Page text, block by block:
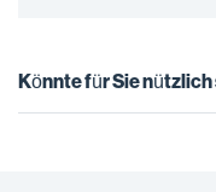
Könnte für Sie nützlich